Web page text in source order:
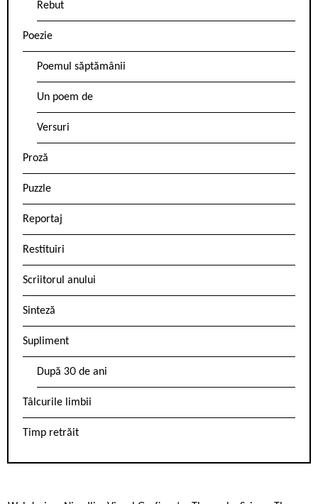
Rebut
Poezie
Poemul săptămânii
Un poem de
Versuri
Proză
Puzzle
Reportaj
Restituiri
Scriitorul anului
Sinteză
Supliment
După 30 de ani
Tâlcurile limbii
Timp retrăit